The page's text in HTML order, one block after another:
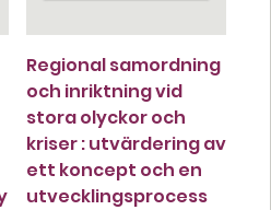
Regional samordning
och inriktning vid
stora olyckor och
kriser : utvärdering av
ett koncept och en
utvecklingsprocess